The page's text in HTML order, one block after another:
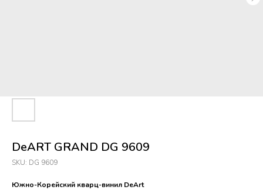
DeART GRAND DG 9609
SKU: DG 9609
Южно-Корейский кварц-винил DeArt